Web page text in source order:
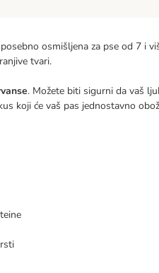
osmišljena za pse od 7 i
tvari.
. Možete biti sigurni da vaš
koji će vaš pas jednostavno